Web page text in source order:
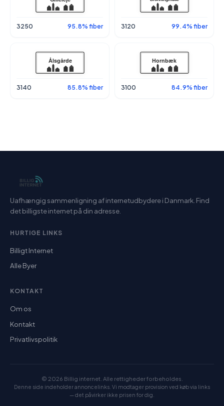
3250 95.8% fiber 3120 99.4% fiber
3140 85.8% fiber 3100 84.9% fiber
Uafhængig sammenligning af internetudbydere i Danmark. Find
det billigste internet på din adresse.
HURTIGE LINKS
Billigt Internet
Alle Byer
KONTAKT
Om os
Kontakt
Privatlivspolitik
© 2026 Billig internet. Alle rettigheder forbeholdes.
Denne side indeholder annoncelinks. Vi modtager provision ved køb via links
— det påvirker ikke prisen for dig.